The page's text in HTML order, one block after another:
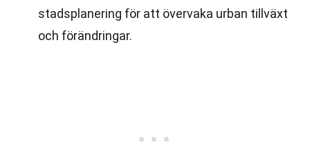
stadsplanering för att övervaka urban tillväxt
och förändringar.